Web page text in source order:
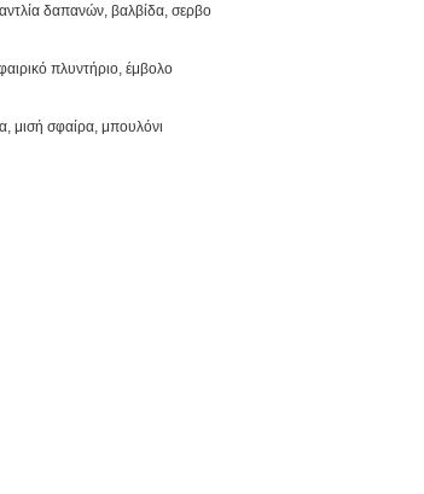
δαπανών, βαλβίδα, σερβο
πλυντήριο, έμβολο
μισή σφαίρα, μπουλόνι